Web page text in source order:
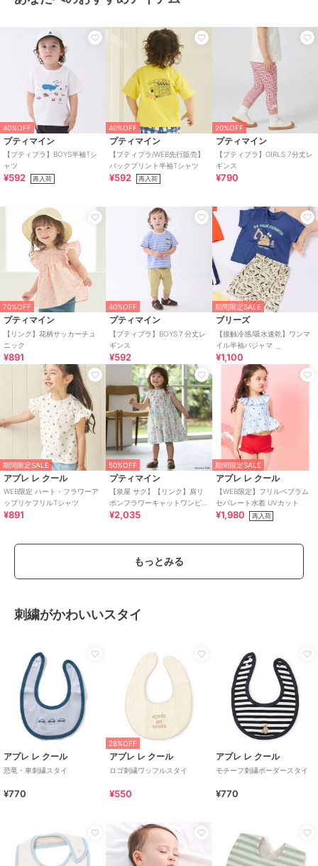
40%OFF
プティマイン
【プティプラ】BOYS半袖Tシ
ャツ
¥592 再入荷
40%OFF
プティマイン
【プティプラ/WEB先行販売】
バックプリント半袖Tシャツ
¥592 再入荷
20%OFF
プティマイン
【プティプラ】GIRLS 7分丈レ
ギンス
¥790
70%OFF
プティマイン
【リンク】花柄サッカーチュ
ニック
¥891
40%OFF
プティマイン
【プティプラ】BOYS７分丈レ
ギンス
¥592
期間限定SALE
ブリーズ
【接触冷感/吸水速乾】ワンマ
¥1,100
期間限定SALE
アプレ レ クール
WEB限定 ハート・フラワーア
ップリケフリルTシャツ
¥891
50%OFF
プティマイン
【泉屋 サク】【リンク】肩リ
ボンフラワーキャットワンピ
ース
¥2,035
期間限定SALE
アプレ レ クール
【WEB限定】フリルペプラム
セパレート水着 UVカット
¥1,980 再入荷
もっとみる
刺繍がかわいいスタイ
アプレ レ クール
恐竜・車刺繍スタイ
¥770
28%OFF
アプレ レ クール
ロゴ刺繍ワッフルスタイ
¥550
アプレ レ クール
モチーフ刺繍ボーダースタイ
¥770